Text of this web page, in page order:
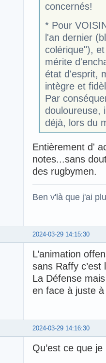
concernés!
* Pour
l'an dernier
colérique"),
mérite
état d'esprit,
intègre et
Par
douloureuse,
déjà, lors du
Entièrement d'
notes...sans
des rugbymen.
Ben v'là que j'ai
2024-03-29 14:15:30
L’animation
sans Raffy
La Défense
en face à juste
2024-03-29 14:16:30
Qu’est ce que